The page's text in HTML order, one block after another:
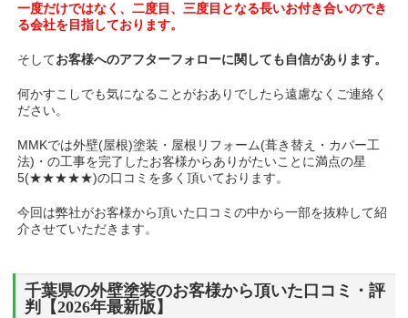
一度だけではなく、二度目、三度目となる長いお付き合いのでき
る会社を目指しております。
そしてお客様へのアフターフォローに関しても自信があります。
何かすこしでも気になることがおありでしたら遠慮なくご連絡く
ださい。
MMKでは外壁(屋根)塗装・屋根リフォーム(葺き替え・カバー工
法)・の工事を完了したお客様からありがたいことに満点の星
5(★★★★★)の口コミを多く頂いております。
今回は弊社がお客様から頂いた口コミの中から一部を抜粋して紹
介させていただきます。
千葉県の外壁塗装のお客様から頂いた口コミ・評
判【2026年最新版】